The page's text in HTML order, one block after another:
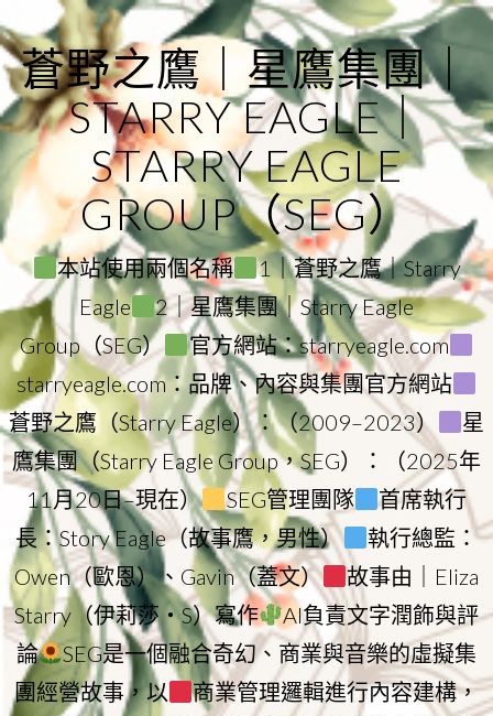
to
content
蒼野之鷹｜星鷹集團｜
STARRY EAGLE｜
STARRY EAGLE
GROUP（SEG）
本站使用兩個名稱
1｜蒼野之鷹｜Starry
Eagle
2｜星鷹集團｜Starry Eagle
Group（SEG）
官方網站：starryeagle.com
starryeagle.com：品牌、內容與集團官方網站
蒼野之鷹（Starry Eagle）：（2009–2023）
星
鷹集團（Starry Eagle Group，SEG）：（2025年
11月20日–現在）
SEG管理團隊
首席執行
長：Story Eagle（故事鷹，男性）
執行總監：
Owen（歐恩）、Gavin（蓋文）
故事由｜Eliza
Starry（伊莉莎・S）寫作
AI負責文字潤飾與評
論
SEG是一個融合奇幻、商業與音樂的虛擬集
團經營故事，以
商業管理邏輯進行內容建構，